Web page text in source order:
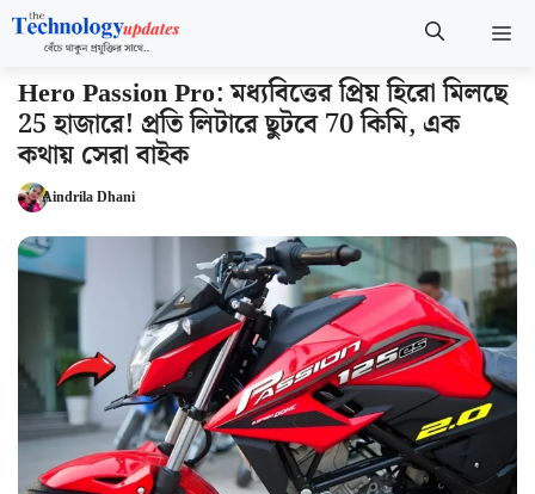
Skip
content
Hero Passion Pro: মধ্যবিত্তের প্রিয় হিরো মিলছে
25 হাজারে! প্রতি লিটারে ছুটবে 70 কিমি, এক
কথায় সেরা বাইক
Aindrila Dhani